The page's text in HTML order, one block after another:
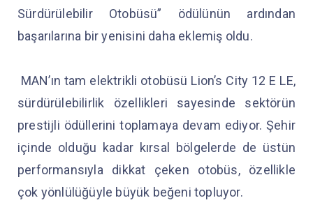
Sürdürülebilir Otobüsü” ödülünün ardından
başarılarına bir yenisini daha eklemiş oldu.
MAN’ın tam elektrikli otobüsü Lion’s City 12 E LE,
sürdürülebilirlik özellikleri sayesinde sektörün
prestijli ödüllerini toplamaya devam ediyor. Şehir
içinde olduğu kadar kırsal bölgelerde de üstün
performansıyla dikkat çeken otobüs, özellikle
çok yönlülüğüyle büyük beğeni topluyor.